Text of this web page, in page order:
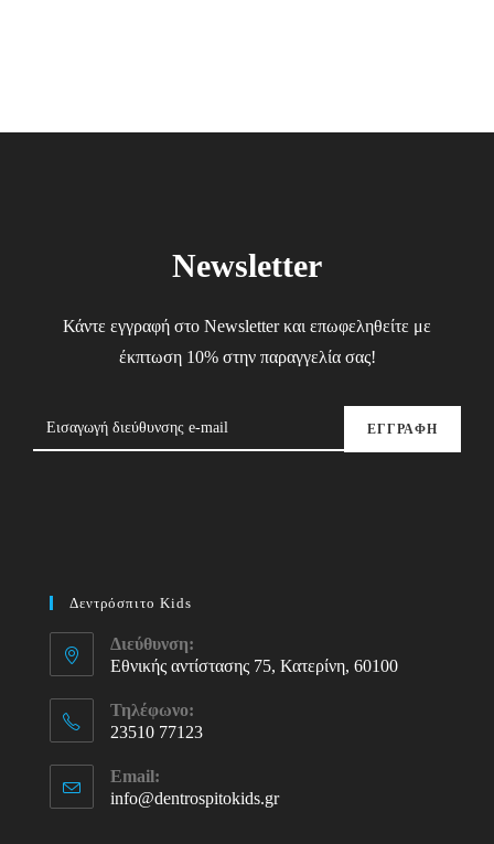
Newsletter
Κάντε εγγραφή στο Newsletter και επωφεληθείτε με
έκπτωση 10% στην παραγγελία σας!
ΕΓΓΡΑΦΗ
Δεντρόσπιτο Kids
Διεύθυνση:
Εθνικής αντίστασης 75, Κατερίνη, 60100
Τηλέφωνο:
23510 77123
in
your
Email:
info@dentrospitokids.grOpens